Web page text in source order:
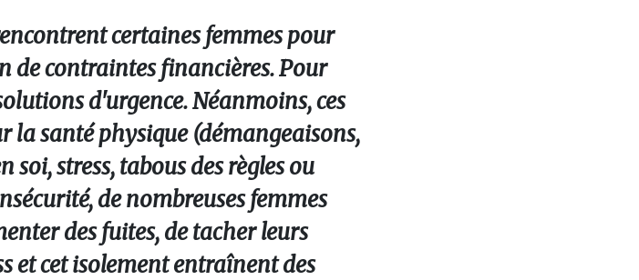
certaines femmes pour
de contraintes financières. Pour
d'urgence. Néanmoins, ces
la santé physique (démangeaisons,
stress, tabous des règles ou
de nombreuses femmes
des fuites, de tacher leurs
et cet isolement entraînent des